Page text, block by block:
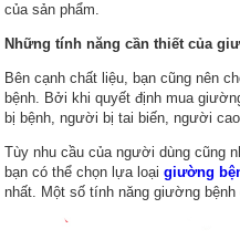
của sản phẩm.
Những tính năng cần thiết của
Bên cạnh chất liệu, bạn cũng nên
bệnh. Bởi khi quyết định mua
bị bệnh, người bị tai biến, người
Tùy nhu cầu của người dùng cũng
bạn có thể chọn lựa loạigiường
nhất. Một số tính năng giường